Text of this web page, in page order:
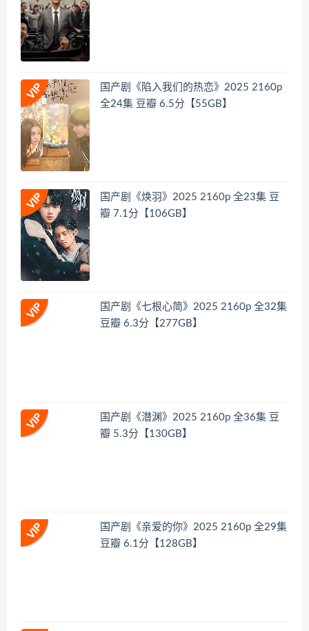
国产剧《陷入我们的热恋》2025 2160p
全24集 豆瓣 6.5分【55GB】
国产剧《焕羽》2025 2160p 全23集 豆
瓣 7.1分【106GB】
国产剧《七根心简》2025 2160p 全32集
豆瓣 6.3分【277GB】
国产剧《潜渊》2025 2160p 全36集 豆
瓣 5.3分【130GB】
国产剧《亲爱的你》2025 2160p 全29集
豆瓣 6.1分【128GB】